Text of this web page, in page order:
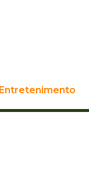
Entretenimento